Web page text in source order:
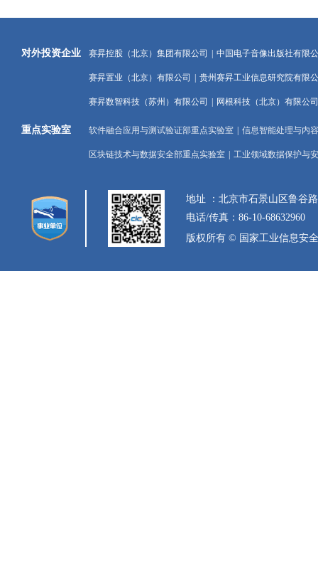
对外投资企业 赛昇控股（北京）集团有限公司 中国电子音像出版社有限
赛昇置业（北京）有限公司 贵州赛昇工业信息研究院有限
赛昇数智科技（苏州）有限公司 网根科技（北京）有限公司
重点实验室 软件融合应用与测试验证部重点实验室 信息智能处理与内
区块链技术与数据安全部重点实验室 工业领域数据保护与
地址 ：北京市石景山区
电话/传真：86-10-68632960
版权所有 © 国家工业信息